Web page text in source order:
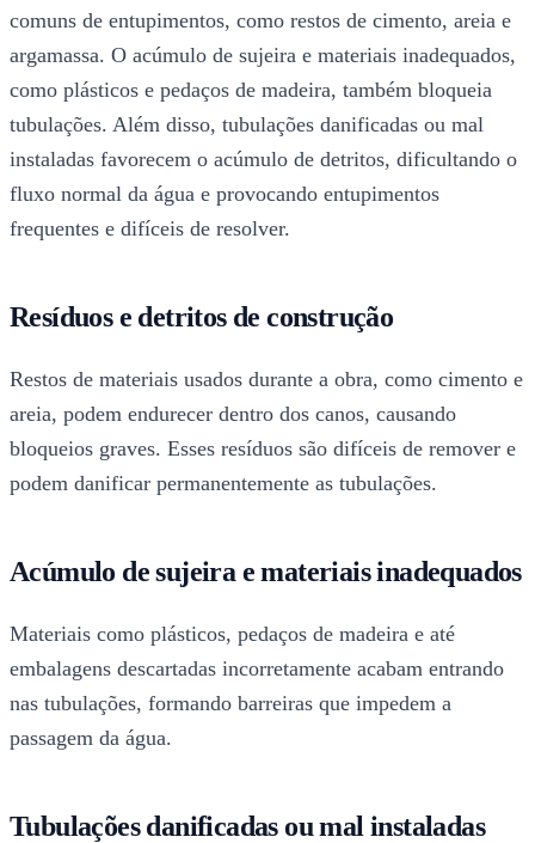
comuns de entupimentos, como restos de cimento, areia e
argamassa. O acúmulo de sujeira e materiais inadequados,
como plásticos e pedaços de madeira, também bloqueia
tubulações. Além disso, tubulações danificadas ou mal
instaladas favorecem o acúmulo de detritos, dificultando o
fluxo normal da água e provocando entupimentos
frequentes e difíceis de resolver.
Resíduos e detritos de construção
Restos de materiais usados durante a obra, como cimento e
areia, podem endurecer dentro dos canos, causando
bloqueios graves. Esses resíduos são difíceis de remover e
podem danificar permanentemente as tubulações.
Acúmulo de sujeira e materiais inadequados
Materiais como plásticos, pedaços de madeira e até
embalagens descartadas incorretamente acabam entrando
nas tubulações, formando barreiras que impedem a
passagem da água.
Tubulações danificadas ou mal instaladas